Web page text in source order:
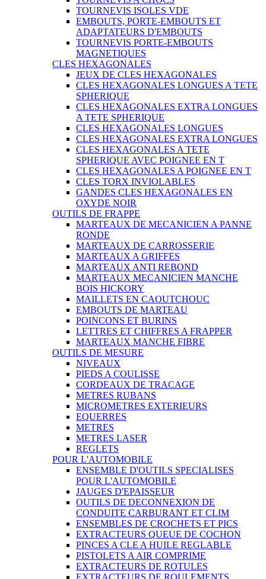
TOURNEVIS ISOLES VDE
EMBOUTS, PORTE-EMBOUTS ET
ADAPTATEURS D'EMBOUTS
TOURNEVIS PORTE-EMBOUTS
MAGNETIQUES
CLES HEXAGONALES
JEUX DE CLES HEXAGONALES
CLES HEXAGONALES LONGUES A TETE
SPHERIQUE
CLES HEXAGONALES EXTRA LONGUES
A TETE SPHERIQUE
CLES HEXAGONALES LONGUES
CLES HEXAGONALES EXTRA LONGUES
CLES HEXAGONALES A TETE
SPHERIQUE AVEC POIGNEE EN T
CLES HEXAGONALES A POIGNEE EN T
CLES TORX INVIOLABLES
GANDES CLES HEXAGONALES EN
OXYDE NOIR
OUTILS DE FRAPPE
MARTEAUX DE MECANICIEN A PANNE
RONDE
MARTEAUX DE CARROSSERIE
MARTEAUX A GRIFFES
MARTEAUX ANTI REBOND
MARTEAUX MECANICIEN MANCHE
BOIS HICKORY
MAILLETS EN CAOUTCHOUC
EMBOUTS DE MARTEAU
POINCONS ET BURINS
LETTRES ET CHIFFRES A FRAPPER
MARTEAUX MANCHE FIBRE
OUTILS DE MESURE
NIVEAUX
PIEDS A COULISSE
CORDEAUX DE TRACAGE
METRES RUBANS
MICROMETRES EXTERIEURS
EQUERRES
METRES
METRES LASER
REGLETS
POUR L'AUTOMOBILE
ENSEMBLE D'OUTILS SPECIALISES
POUR L'AUTOMOBILE
JAUGES D'EPAISSEUR
OUTILS DE DECONNEXION DE
CONDUITE CARBURANT ET CLIM
ENSEMBLES DE CROCHETS ET PICS
EXTRACTEURS QUEUE DE COCHON
PINCES A CLE A HUILE REGLABLE
PISTOLETS A AIR COMPRIME
EXTRACTEURS DE ROTULES